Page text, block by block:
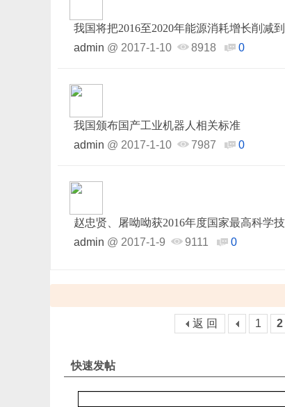
我国将把2016至2020年能源消耗增长削减
admin @ 2017-1-10 8918 0
我国颁布国产工业机器人相关标准
admin @ 2017-1-10 7987 0
赵忠贤、屠呦呦获2016年度国家最高科学
admin @ 2017-1-9 9111 0
1 2
返 回
快速发帖